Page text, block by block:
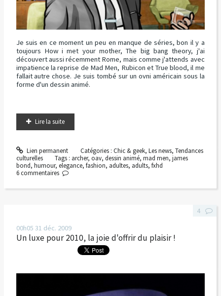
Je suis en ce moment un peu en manque de séries, bon il y a
toujours How i met your mother, The big bang theory, j'ai
découvert aussi récemment Rome, mais comme j'attends avec
impatience la reprise de Mad Men, Rubicon et True blood, il me
fallait autre chose. Je suis tombé sur un ovni américain sous la
forme d'un dessin animé.
Lire la suite
Lien permanent Catégories : Chic & geek, Les news, Tendances
culturelles
Tags : archer,oav,dessin animé,mad men,james
bond, humour, elegance, fashion, adultes, adults, fxhd
6 commentaires
00h05 31 déc. 2009
Un luxe pour 2010, la joie d'offrir du plaisir !
4